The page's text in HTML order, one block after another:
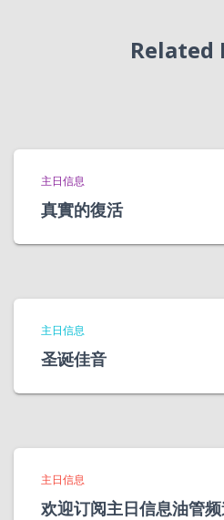
Related
主日信息
真實的復活
主日信息
圣诞佳音
主日信息
欢迎订阅主日信息油管